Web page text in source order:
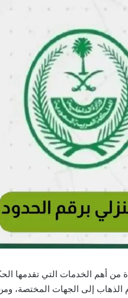
أهم الخدمات التي تقدمها
إلى الجهات المختصة،